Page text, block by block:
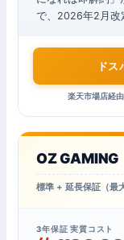
で、2026年2月改
ド
楽天市場店経
OZ GAMING
標準 + 延長保証（最
3年保証 実質コスト